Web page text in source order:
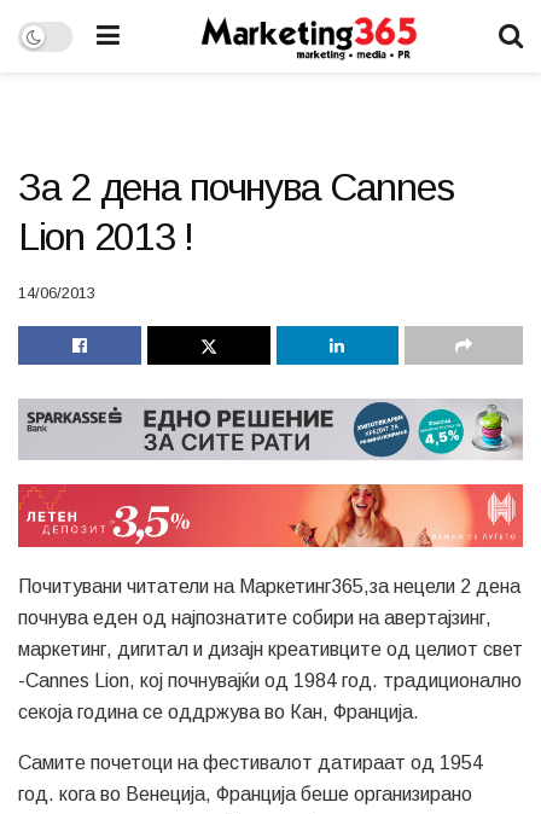
За 2 дена почнува Cannes
Lion 2013 !
14/06/2013
Почитувани читатели на Маркетинг365,за нецели 2 дена
почнува еден од најпознатите собири на авертајзинг,
маркетинг, дигитал и дизајн креативците од целиот свет
-Cannes Lion, кој почнувајќи од 1984 год. традиционално
секоја година се оддржува во Кан, Франција.
Самите почетоци на фестивалот датираат од 1954
год. кога во Венеција, Франција беше организирано